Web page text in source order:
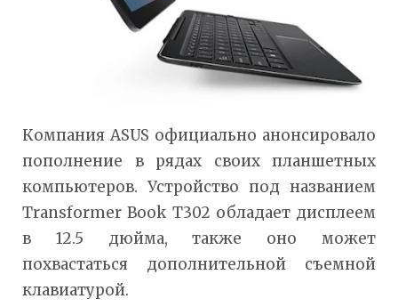
Компания ASUS официально анонсировало
пополнение в рядах своих планшетных
компьютеров. Устройство под названием
Transformer Book T302 обладает дисплеем
в 12.5 дюйма, также оно может
похвастаться дополнительной съемной
клавиатурой.